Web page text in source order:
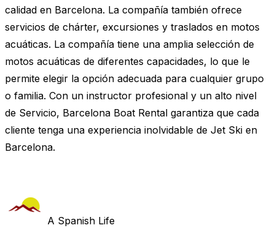
calidad en Barcelona. La compañía también ofrece
servicios de chárter, excursiones y traslados en motos
acuáticas. La compañía tiene una amplia selección de
motos acuáticas de diferentes capacidades, lo que le
permite elegir la opción adecuada para cualquier grupo
o familia. Con un instructor profesional y un alto nivel
de Servicio, Barcelona Boat Rental garantiza que cada
cliente tenga una experiencia inolvidable de Jet Ski en
Barcelona.
A Spanish Life